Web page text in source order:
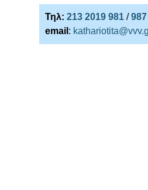
Τηλ: 213 2019 981 /
email :